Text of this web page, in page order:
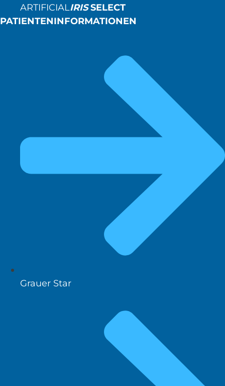
ARTIFICIALIRISSELECT
PATIENTENINFORMATIONEN
Grauer Star